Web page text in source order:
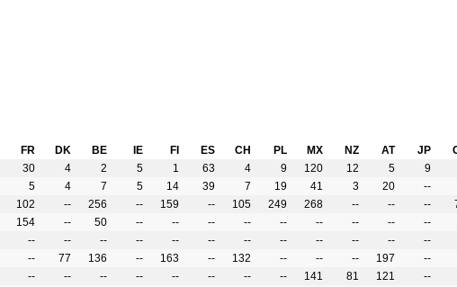
FR DK BE IE FI ES CH PL MX NZ AT JP
30 4 2 5 1 63 4 9 120 12 5
9
5 4 7 5 14 39 7 19 41 3 20
--
102 -- 256 -- 159 -- 105 249 268 -- -- --
154 -- 50 -- -- -- -- -- -- -- --
--
-- -- -- -- -- -- -- -- -- -- --
--
-- 77 136 -- 163 -- 132 -- -- -- 197
--
-- -- -- -- -- -- -- -- 141 81 121
--